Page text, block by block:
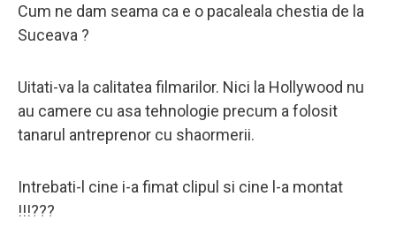
Cum ne dam seama ca e o pacaleala chestia de la
Suceava ?
Uitati-va la calitatea filmarilor. Nici la Hollywood nu
au camere cu asa tehnologie precum a folosit
tanarul antreprenor cu shaormerii.
Intrebati-l cine i-a fimat clipul si cine l-a montat
!!!???